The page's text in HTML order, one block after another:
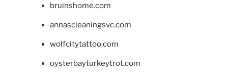
bruinshome.com
annascleaningsvc.com
wolfcitytattoo.com
oysterbayturkeytrot.com